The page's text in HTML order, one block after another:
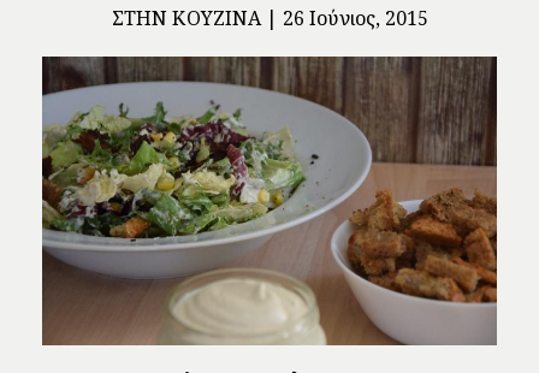
ΣΤΗΝ ΚΟΥΖΊΝΑ 26 Ιούνιος, 2015